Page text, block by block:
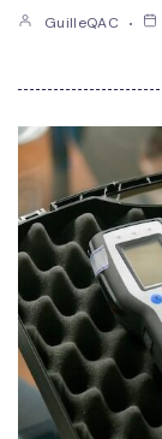
GuilleQAC